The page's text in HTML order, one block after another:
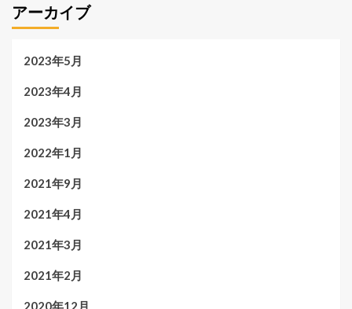
アーカイブ
2023年5月
2023年4月
2023年3月
2022年1月
2021年9月
2021年4月
2021年3月
2021年2月
2020年12月